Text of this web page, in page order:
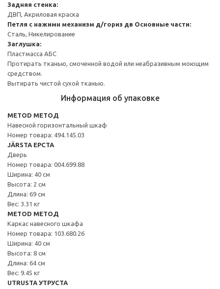
Задняя стенка:
ДВП, Акриловая краска
Петля с нажимн механизм д/гориз дв Основные части:
Сталь, Никелирование
Заглушка:
Пластмасса АБС
Протирать тканью, смоченной водой или неабразивным моющим
средством.
Вытирать чистой сухой тканью.
Информация об упаковке
METOD МЕТОД
Навесной горизонтальный шкаф
Номер товара: 494.145.03
JÄRSTA ЕРСТА
Дверь
Номер товара: 004.699.88
Ширина: 40 см
Высота: 2 см
Длина: 69 см
Вес: 3.31 кг
METOD МЕТОД
Каркас навесного шкафа
Номер товара: 103.680.26
Ширина: 40 см
Высота: 8 см
Длина: 64 см
Вес: 9.45 кг
UTRUSTA УТРУСТА